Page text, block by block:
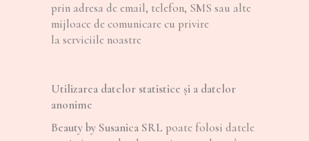
prin adresa de email, telefon, SMS sau alte
mijloace de comunicare cu privire
la serviciile noastre
Utilizarea datelor statistice şi a datelor
anonime
Beauty by Susanica SRL poate folosi datele